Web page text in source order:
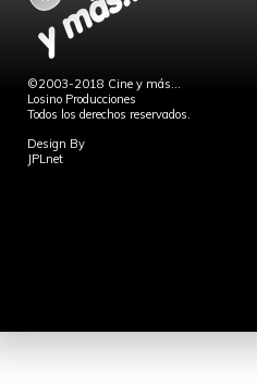
©2003-2018 Cine y más...
Losino Producciones
Todos los derechos reservados.
Design By
JPLnet